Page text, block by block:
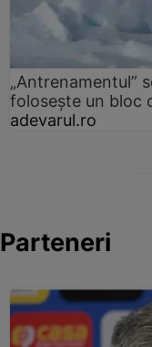
„Antrenamentul”
folosește un bloc
adevarul.ro
Parteneri